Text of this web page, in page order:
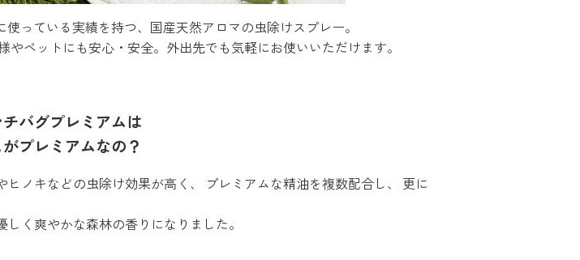
っている実績を持つ、国産天然アロマの虫除けスプレー。
ペットにも安心・安全。外出先でも気軽にお使いいただけます。
チバグプレミアムは
がプレミアムなの？
ノキなどの虫除け効果が高く、 プレミアムな精油を複数配合し、 更に
く爽やかな森林の香りになりました。